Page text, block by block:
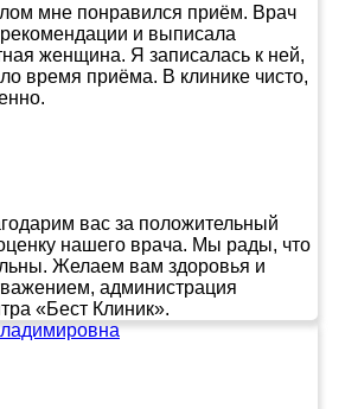
мне понравился приём. Врач
и выписала
женщина. Я записалась к ней,
время приёма. В клинике чисто,
вас за положительный
нашего врача. Мы рады, что
Желаем вам здоровья и
администрация
«Бест Клиник».